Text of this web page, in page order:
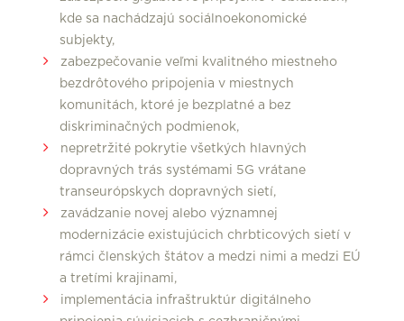
kde sa nachádzajú sociálnoekonomické
subjekty,
zabezpečovanie veľmi kvalitného miestneho
bezdrôtového pripojenia v miestnych
komunitách, ktoré je bezplatné a bez
diskriminačných podmienok,
nepretržité pokrytie všetkých hlavných
dopravných trás systémami 5G vrátane
transeurópskych dopravných sietí,
zavádzanie novej alebo významnej
modernizácie existujúcich chrbticových sietí v
rámci členských štátov a medzi nimi a medzi EÚ
a tretími krajinami,
implementácia infraštruktúr digitálneho